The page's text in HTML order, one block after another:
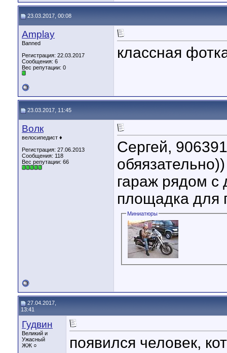
23.03.2017, 00:08
Amplay
Banned
Регистрация: 22.03.2017
Сообщения: 6
Вес репутации: 0
классная
23.03.2017, 11:45
Волк
велосипедист ♦
Регистрация: 27.06.2013
Сообщения: 118
Вес репутации: 66
Сергей,
гараж рядом с
площадка для
Миниатюры
27.04.2017,
13:41
Гудвин
Великий и
Ужасный
ЖЖ ○
появился человек,